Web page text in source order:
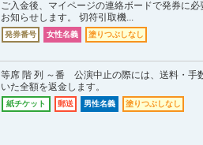
ご入金後、マイページの連絡ボードで発券に必
お知らせします。 切符引取機...
発券番号 女性名義 塗りつぶしなし
等席 階 列 ～番 公演中止の際には、送料・手
いた全額を返金します。
紙チケット 郵送 男性名義 塗りつぶしなし